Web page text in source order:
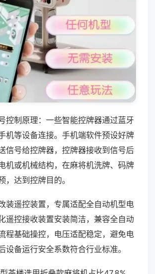
控制原理：一些智能控牌器通过蓝牙
机等设备连接。手机端软件预设好牌
信号给控牌器，控牌器接收到信号后
机或机械结构，在麻将机洗牌、码牌
，达到控牌目的。
装遥控装置，专属适配全自动机型电
遥控接收装置安装简洁，兼容全自动
程基础操控，电压适配稳定，避免电
设备运行安全系数符合行业标准。